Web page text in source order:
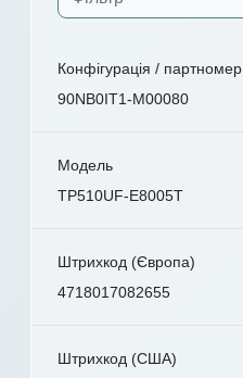
Конфігурація / партномер
90NB0IT1-M00080
Модель
TP510UF-E8005T
Штрихкод (Європа)
4718017082655
Штрихкод (США)